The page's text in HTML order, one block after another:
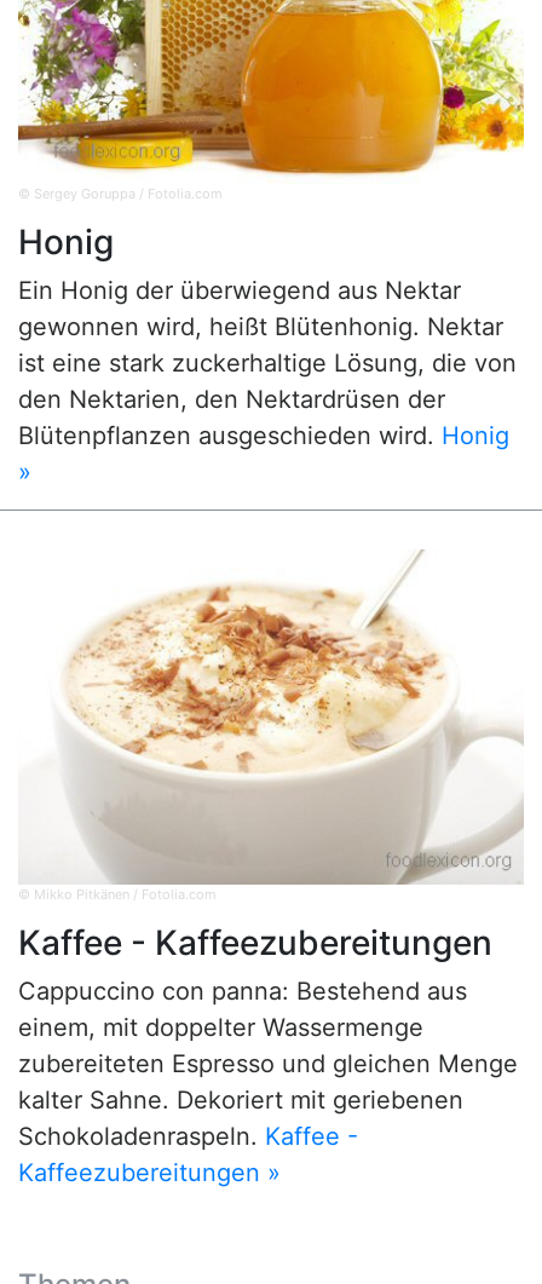
© Sergey Goruppa / Fotolia.com
Honig
Ein Honig der überwiegend aus Nektar
gewonnen wird, heißt Blütenhonig. Nektar
ist eine stark zuckerhaltige Lösung, die von
den Nektarien, den Nektardrüsen der
Blütenpflanzen ausgeschieden wird. Honig
»
© Mikko Pitkänen / Fotolia.com
Kaffee - Kaffeezubereitungen
Cappuccino con panna: Bestehend aus
einem, mit doppelter Wassermenge
zubereiteten Espresso und gleichen Menge
kalter Sahne. Dekoriert mit geriebenen
Schokoladenraspeln. Kaffee -
Kaffeezubereitungen »